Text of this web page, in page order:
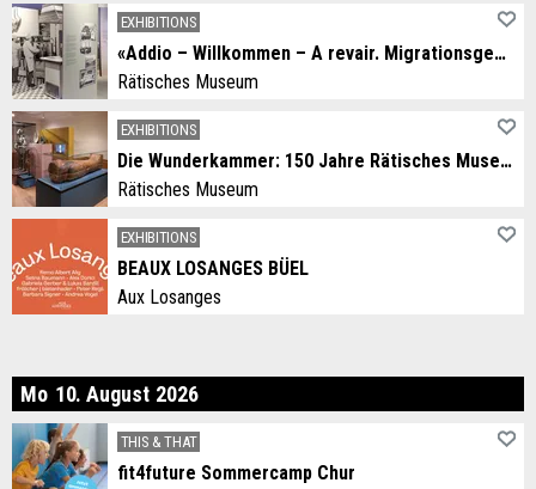
EXHIBITIONS
«Addio – Willkommen – A revair. Migrationsgeschichten aus dem Grandhotel Alpen»
Rätisches Museum
EXHIBITIONS
Die Wunderkammer: 150 Jahre Rätisches Museum
Rätisches Museum
EXHIBITIONS
BEAUX LOSANGES BÜEL
Aux Losanges
Monday
10. August 2026
THIS & THAT
fit4future Sommercamp Chur